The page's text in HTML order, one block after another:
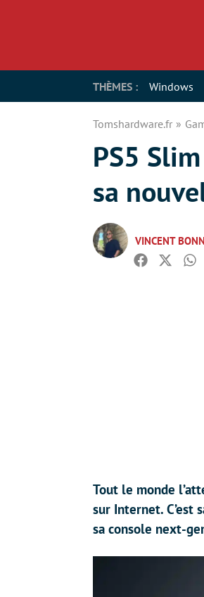
THÈMES : Windows
Tomshardware.fr
PS5
sa
VINCENT
Facebook
Twitter
Tout le monde
sur Internet. C’est
sa console next-